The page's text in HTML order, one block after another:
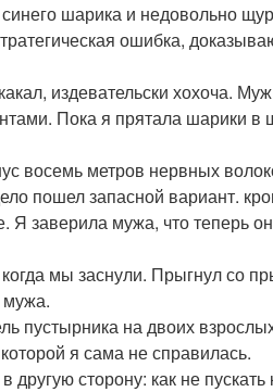
шарика и недовольно
ошибка,
издевательски хохоча.
Пока я прятала шарики в
восемь метров нервных
пошел запасной вариант.
заверила мужа, что теперь
мы заснули. Прыгнул со
мужа.
пустырника на двоих
я сама не справилась.
сторону: как не